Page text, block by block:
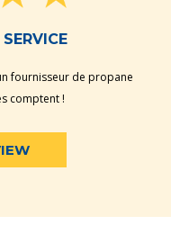
fournisseur de propane
comptent !